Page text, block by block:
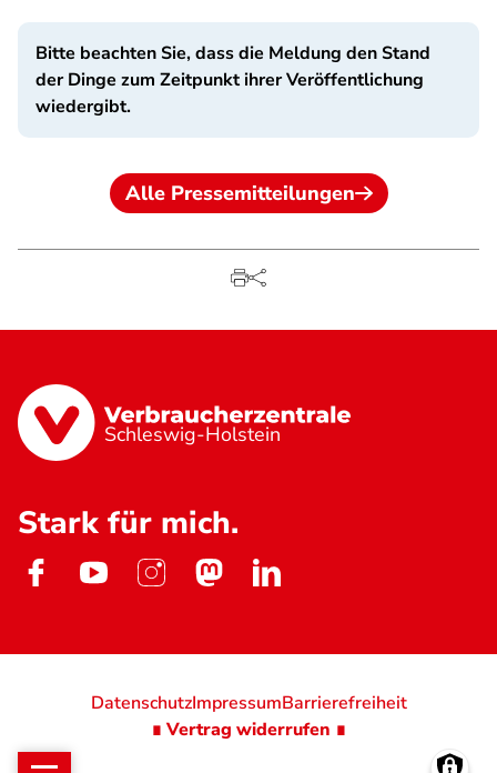
Bitte beachten Sie, dass die Meldung den Stand
der Dinge zum Zeitpunkt ihrer Veröffentlichung
wiedergibt.
Alle Pressemitteilungen
Schleswig-Holstein
Stark für mich.
DatenschutzImpressumBarrierefreiheit
∎ Vertrag widerrufen ∎